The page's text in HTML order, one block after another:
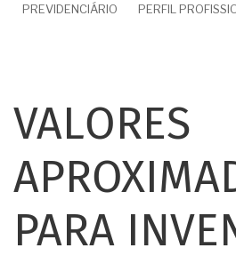
PREVIDENCIÁRIO PERFIL
VALORES
PARA